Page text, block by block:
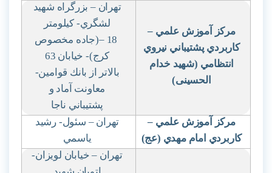
مركز آموزش علمي –
كاربردي پشتيباني نيروي
انتظامي (شهيد خدام
الحسينی)
تهران – بزرگراه شهيد
لشگري- كيلومتر
– 18(جاده مخصوص
كرج)- خيابان 63
بالاتر از بانك قوامين-
معاونت آماد و
پشتيباني ناجا
مركز آموزش علمي –
كاربردي امام مهدي (عج)
تهران – سئول- رشيد
ياسمي
تهران – خيابان لويزان-